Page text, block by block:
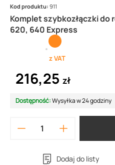
Komplet szybkozłączki
620, 640 Express
Kod produktu: 911
z VAT
216,25 zł
Dostępność:Wysyłka w 24 godziny
Dodaj do listy